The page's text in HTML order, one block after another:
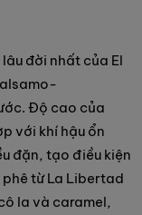
đời nhất của El
Độ cao của
với khí hậu ổn
đặn, tạo điều kiện
từ La Libertad
la và caramel,